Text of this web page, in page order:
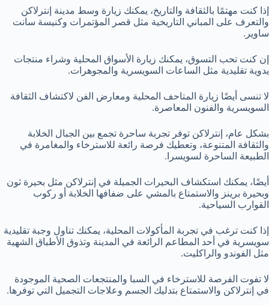
إذا كنت مهتمًا بالثقافة والتاريخ، يمكنك زيارة وسط مدينة إنترلاكن
والتعرف على المباني التاريخية مثل قصر المؤتمرات وكنيسة سانت
ساوير.
إن كنت تحب التسوق، يمكنك زيارة الأسواق المحلية وشراء منتجات
يدوية تقليدية مثل الساعات السويسرية والمجوهرات.
لا تنسى أيضًا زيارة المتاحف المحلية ومعارض الفن لاكتشاف الثقافة
السويسرية والفنون المعاصرة.
بشكل عام، إنترلاكن توفر تجربة ساحرة تجمع بين الجبال الخلابة
والثقافة المتنوعة، وتعطيك فرصة رائعة للاسترخاء والمغامرة في
الطبيعة الساحرة لسويسرا.
أيضًا، يمكنك استكشاف البحيرات الجميلة في إنترلاكن مثل بحيرة ثون
وبحيرة برينز والاستمتاع بالمشي على ضفافها الخلابة أو ركوب
القوارب السياحية.
إذا كنت ترغب في تجربة المأكولات المحلية، يمكنك تناول وجبة تقليدية
سويسرية في أحد المطاعم الرائعة في المدينة وتذوق الأطباق الشهية
مثل الفوندو والراكليت.
لا تفوت الفرصة للاسترخاء في السبا والمنتجعات الصحية الموجودة
في إنترلاكن والاستمتاع بتدليك الجسم وعلاجات التجميل التي توفرها.